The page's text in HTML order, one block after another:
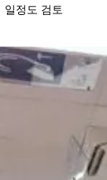
일정도 검토